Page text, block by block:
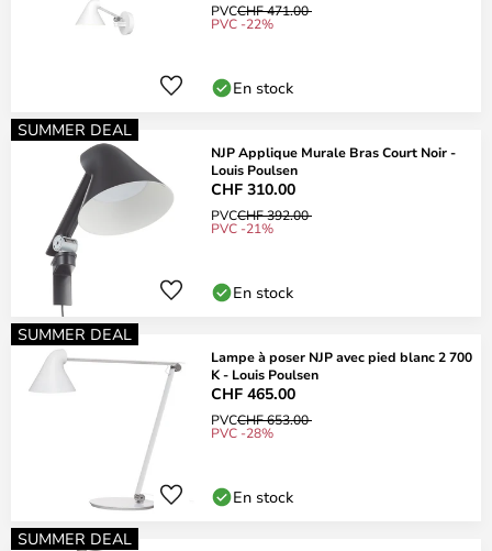
PVCCHF 471.00
PVC -22%
En stock
SUMMER DEAL
NJP Applique Murale Bras Court Noir -
Louis Poulsen
CHF 310.00
PVCCHF 392.00
PVC -21%
En stock
SUMMER DEAL
Lampe à poser NJP avec pied blanc 2 700
K - Louis Poulsen
CHF 465.00
PVCCHF 653.00
PVC -28%
En stock
SUMMER DEAL